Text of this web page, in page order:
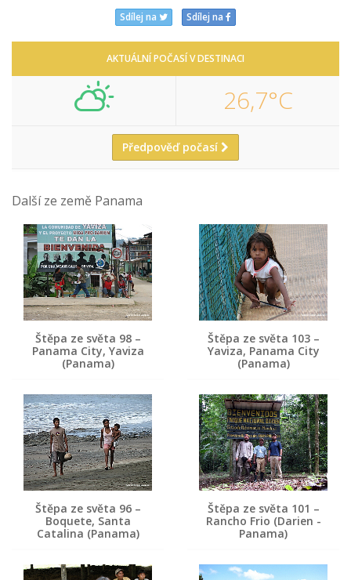
Sdílej na Sdílej na
AKTUÁLNÍ POČASÍ V DESTINACI
26,7°C
Předpověď počasí
Další ze země Panama
Štěpa ze světa 98 –
Panama City, Yaviza
(Panama)
Štěpa ze světa 103 –
Yaviza, Panama City
(Panama)
Štěpa ze světa 96 –
Boquete, Santa
Catalina (Panama)
Štěpa ze světa 101 –
Rancho Frio (Darien -
Panama)